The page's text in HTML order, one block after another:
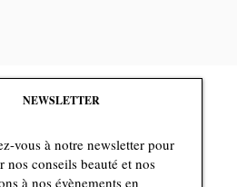
NEWSLETTER